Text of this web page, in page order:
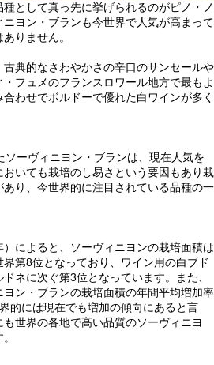
として真っ先に挙げられるのがピノ・ノ
ヨン・ブランも今世界で人気が高まって
りません。
典的なさわやかさの辛口のサンセールや
フュメのフランスロワール地方で最もよ
わせでボルドーで優れた白ワインが多く
ソーヴィニヨン・ブランは、現在人気を
いても栽培のし易さという要因もあり栽
り、今世界的に注目されている品種の一
によると、ソーヴィニヨンの栽培面積は
第8位となっており、ワイン用の白ブド
ネに次ぐ第3位となっています。また、
ン・ブランの栽培面積の年間平均増加率
的には現在でも増加の傾向にあると言
世界の各地で高い品質のソーヴィニヨ